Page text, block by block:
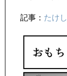
記事： たけし